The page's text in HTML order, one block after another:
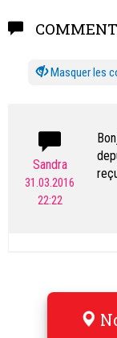
les
Sandra
31.03.2016
22:22